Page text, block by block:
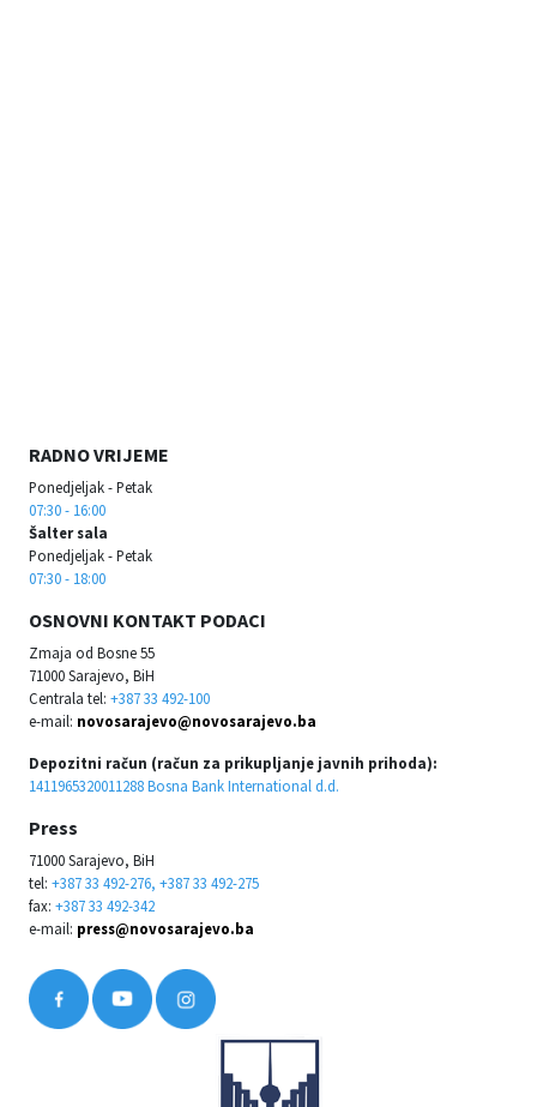
RADNO VRIJEME
Ponedjeljak - Petak
07:30 - 16:00
Šalter sala
Ponedjeljak - Petak
07:30 - 18:00
OSNOVNI KONTAKT PODACI
Zmaja od Bosne 55
71000 Sarajevo, BiH
Centrala tel: +387 33 492-100
e-mail: novosarajevo@novosarajevo.ba
Depozitni račun (račun za prikupljanje javnih prihoda):
1411965320011288 Bosna Bank International d.d.
Press
71000 Sarajevo, BiH
tel: +387 33 492-276, +387 33 492-275
fax: +387 33 492-342
e-mail: press@novosarajevo.ba